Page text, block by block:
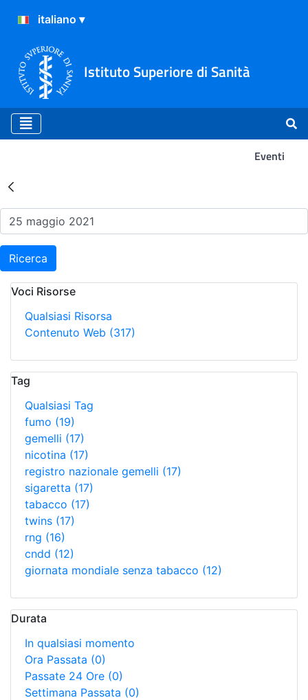
Istituto Superiore di Sanità
Eventi
Risultati della Ricerca -
Ricerca
Voci Risorse
Qualsiasi Risorsa
Contenuto Web (317)
Tag
Qualsiasi Tag
fumo (19)
gemelli (17)
nicotina (17)
registro nazionale gemelli (17)
sigaretta (17)
tabacco (17)
twins (17)
rng (16)
cndd (12)
giornata mondiale senza tabacco (12)
Durata
In qualsiasi momento
Ora Passata (0)
Passate 24 Ore (0)
Settimana Passata (0)